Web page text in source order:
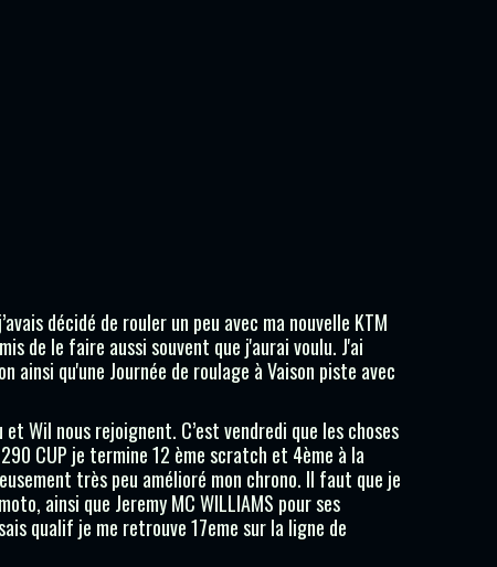
décidé de rouler un peu avec ma nouvelle KTM
de le faire aussi souvent que j'aurai voulu. J'ai
ainsi qu'une Journée de roulage à Vaison piste avec
Wil nous rejoignent. C’est vendredi que les choses
CUP je termine 12 ème scratch et 4ème à la
très peu amélioré mon chrono. Il faut que je
ainsi que Jeremy MC WILLIAMS pour ses
qualif je me retrouve 17eme sur la ligne de